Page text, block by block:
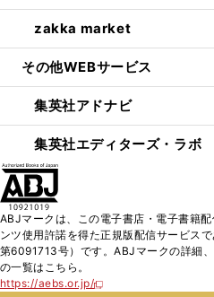
zakka market
その他WEBサービス
集英社アドナビ
集英社エディターズ・ラボ
ABJマークは、この電子書店・電子書籍
ンツ使用許諾を得た正規版配信サービス
第6091713号）です。ABJマークの詳細
の一覧はこちら。
https://aebs.or.jp/
新